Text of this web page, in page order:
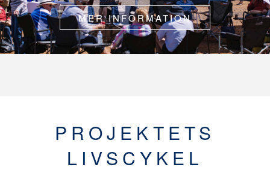
MER INFORMATION
PROJEKTETS
LIVSCYKEL